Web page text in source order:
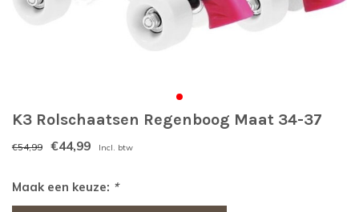
K3 Rolschaatsen Regenboog Maat 34-37
€54,99 €44,99 Incl. btw
Maak een keuze: *